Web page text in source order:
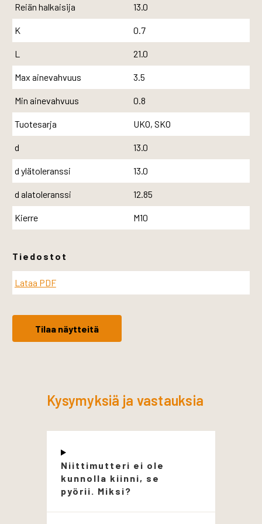
Reiän halkaisija 13.0
K 0.7
L 21.0
Max ainevahvuus 3.5
Min ainevahvuus 0.8
Tuotesarja UKO, SKO
d 13.0
d ylätoleranssi 13.0
d alatoleranssi 12.85
Kierre M10
Tiedostot
Lataa PDF
Tilaa näytteitä
Kysymyksiä ja vastauksia
Niittimutteri ei ole
kunnolla kiinni, se
pyörii. Miksi?